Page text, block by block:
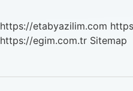
https://etabyazilim.com
https://egim.com.tr Sitemap